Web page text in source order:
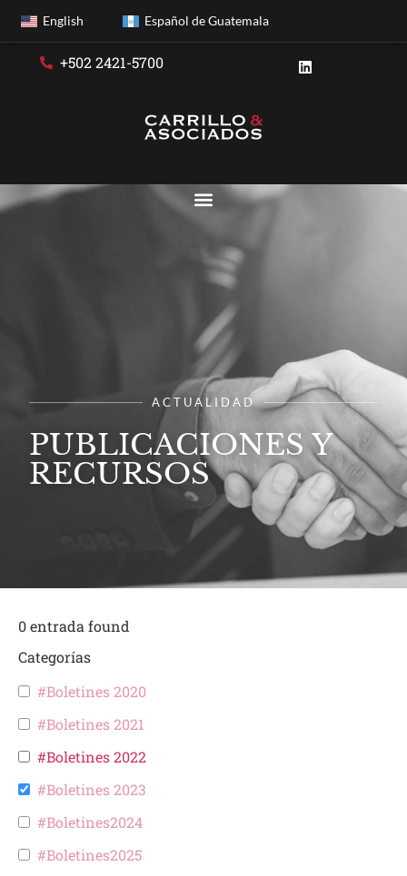
English Español de Guatemala
+502 2421-5700
ACTUALIDAD
PUBLICACIONES Y
RECURSOS
0entrada found
Categorías
#Boletines 2020
#Boletines 2021
#Boletines 2022
#Boletines 2023
#Boletines2024
#Boletines2025